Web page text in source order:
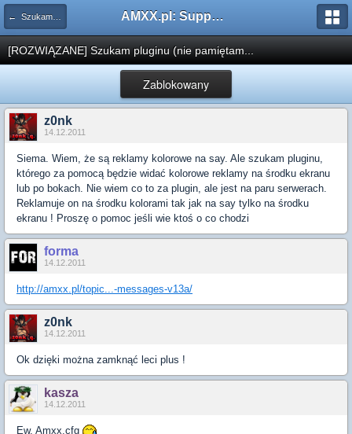
← Szukam pluginu AMXX.pl: Support AMX Mod X i SourceMod
[ROZWIĄZANE] Szukam pluginu (nie pamiętam...
Zablokowany
z0nk
14.12.2011
Siema. Wiem, że są reklamy kolorowe na say. Ale szukam pluginu,
którego za pomocą będzie widać kolorowe reklamy na środku ekranu
lub po bokach. Nie wiem co to za plugin, ale jest na paru serwerach.
Reklamuje on na środku kolorami tak jak na say tylko na środku
ekranu ! Proszę o pomoc jeśli wie ktoś o co chodzi
forma
14.12.2011
http://amxx.pl/topic...-messages-v13a/
z0nk
14.12.2011
Ok dzięki można zamknąć leci plus !
kasza
14.12.2011
Ew. Amxx.cfg